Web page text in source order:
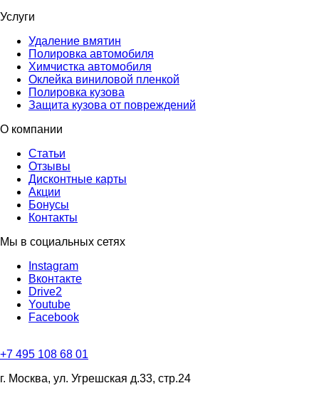
Услуги
Удаление вмятин
Полировка автомобиля
Химчистка автомобиля
Оклейка виниловой пленкой
Полировка кузова
Защита кузова от повреждений
О компании
Статьи
Отзывы
Дисконтные карты
Акции
Бонусы
Контакты
Мы в социальных сетях
Instagram
Вконтакте
Drive2
Youtube
Facebook
+7 495 108 68 01
г. Москва, ул. Угрешская д.33, стр.24